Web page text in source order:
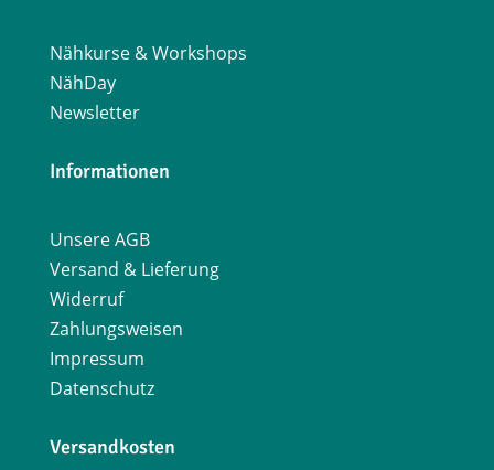
Nähkurse & Workshops
NähDay
Newsletter
Informationen
Unsere AGB
Versand & Lieferung
Widerruf
Zahlungsweisen
Impressum
Datenschutz
Versandkosten